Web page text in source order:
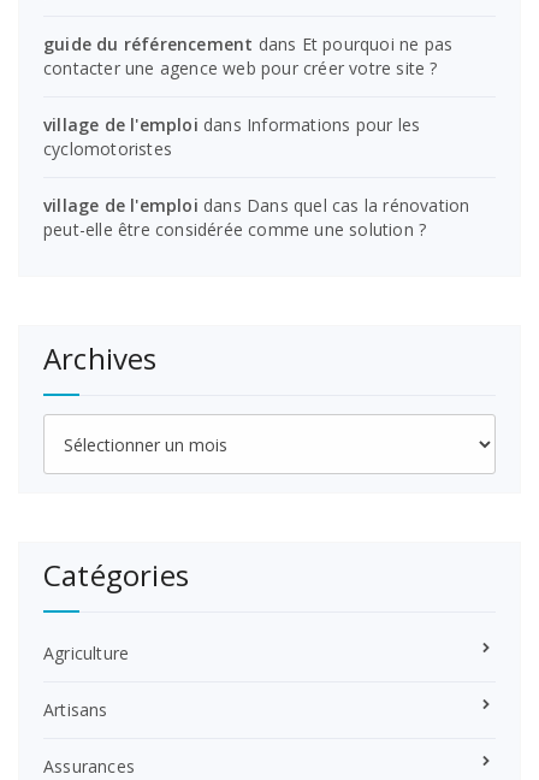
guide du référencement dans Et pourquoi ne pas
contacter une agence web pour créer votre site ?
village de l'emploi dans Informations pour les
cyclomotoristes
village de l'emploi dans Dans quel cas la rénovation
peut-elle être considérée comme une solution ?
Archives
Catégories
Agriculture
Artisans
Assurances